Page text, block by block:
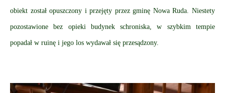
obiekt został opuszczony i przejęty przez gminę Nowa Ruda. Niestety
pozostawione bez opieki budynek schroniska, w szybkim tempie
popadał w ruinę i jego los wydawał się przesądzony.